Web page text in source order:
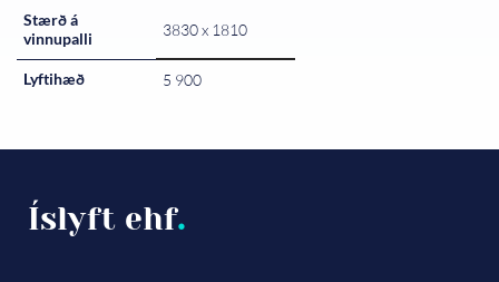
Stærð á
vinnupalli
3830 x 1810
Lyftihæð 5 900
Íslyft ehf.